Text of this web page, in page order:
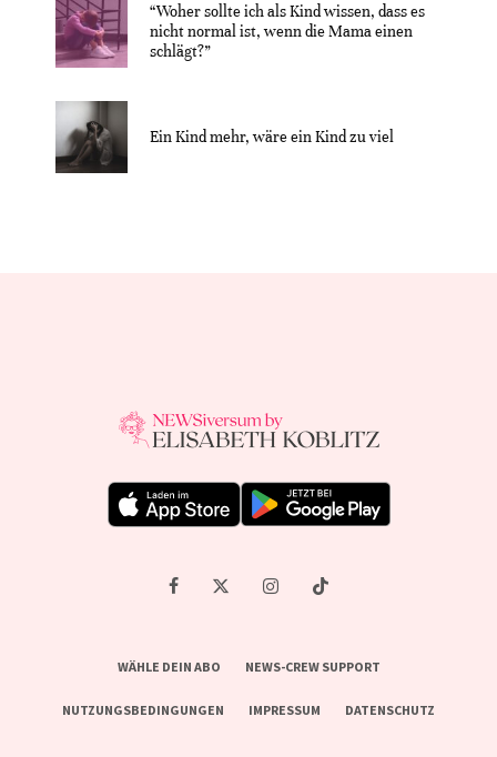
“Woher sollte ich als Kind wissen, dass es
nicht normal ist, wenn die Mama einen
schlägt?”
Ein Kind mehr, wäre ein Kind zu viel
WÄHLE DEIN ABO NEWS-CREW SUPPORT
NUTZUNGSBEDINGUNGEN IMPRESSUM DATENSCHUTZ